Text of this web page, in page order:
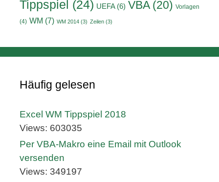
Tippspiel (24) UEFA(6) VBA(20) Vorlagen
(4) WM (7) WM 2014 (3) Zeilen (3)
Häufig gelesen
Excel WM Tippspiel 2018
Views: 603035
Per VBA-Makro eine Email mit Outlook
versenden
Views: 349197